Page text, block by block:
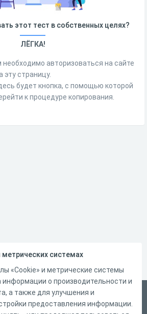
этот тест в собственных целях?
ЛЁГКА!
необходимо авторизоваться на сайте
эту страницу.
будет кнопка, с помощью которой
к процедуре копирования.
метрических системах
«Cookie» и метрические системы
информации о производительности и
а также для улучшения и
предоставления информации.